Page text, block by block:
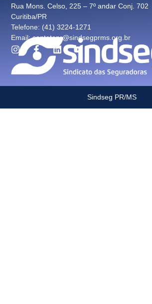
Rua Mons. Celso, 225 – 7º andar Conj. 702
Curitiba/PR
Telefone: (41) 3224-1271
Email: contatopr@sindsegprms.org.br
Sindseg PR/MS